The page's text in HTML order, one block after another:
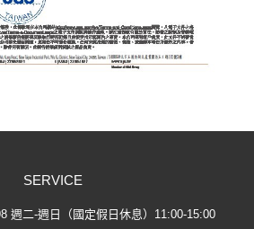
SERVICE
週二-週日（國定假日休息）11:00-15:00